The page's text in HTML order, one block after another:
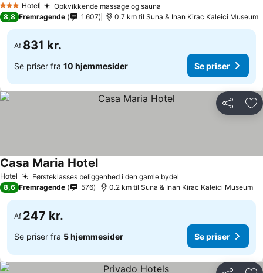
3 StjernerHotel Opkvikkende massage og sauna
8,8 Fremragende 1.607 0.7 km til Suna & Inan Kirac Kaleici Museum
Af 831 kr.
Se priser fra 10 hjemmesider Se priser
Del
Hotel Førsteklasses beliggenhed i den gamle bydel
Casa Maria Hotel
8,6 Fremragende 576 0.2 km til Suna & Inan Kirac Kaleici Museum
Af 247 kr.
Se priser fra 5 hjemmesider Se priser